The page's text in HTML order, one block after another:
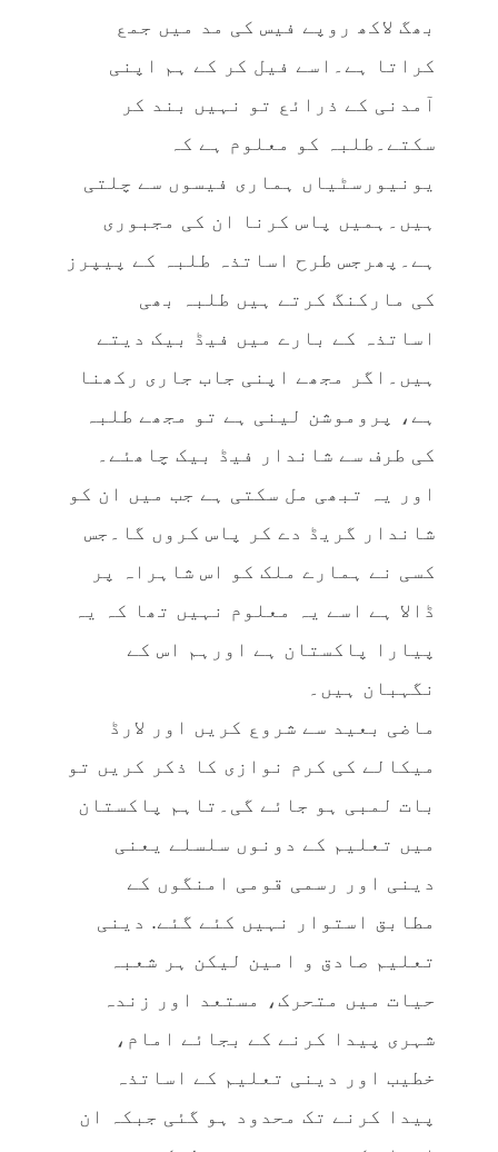
بھگ لاکھ روپے فیس کی مد میں جمع
کراتا ہے۔اسے فیل کر کے ہم اپنی
آمدنی کے ذرائع تو نہیں بند کر
سکتے۔طلبہ کو معلوم ہے کہ
یونیورسٹیاں ہماری فیسوں سے چلتی
ہیں۔ہمیں پاس کرنا ان کی مجبوری
ہے۔پھرجس طرح اساتذہ طلبہ کے پیپرز
کی مارکنگ کرتے ہیں طلبہ بھی
اساتذہ کے بارے میں فیڈ بیک دیتے
ہیں۔اگر مجھے اپنی جاب جاری رکھنا
ہے، پروموشن لینی ہے تو مجھے طلبہ
کی طرف سے شاندار فیڈ بیک چاھئے۔
اور یہ تبھی مل سکتی ہے جب میں ان کو
شاندار گریڈ دے کر پاس کروں گا۔جس
کسی نے ہمارے ملک کو اس شاہراہ پر
ڈالا ہے اسے یہ معلوم نہیں تھا کہ یہ
پیارا پاکستان ہے اورہم اس کے
نگہبان ہیں۔
ماضی بعید سے شروع کریں اور لارڈ
میکالے کی کرم نوازی کا ذکر کریں تو
بات لمبی ہو جائے گی۔تاہم پاکستان
میں تعلیم کے دونوں سلسلے یعنی
دینی اور رسمی قومی امنگوں کے
مطابق استوار نہیں کئے گئے. دینی
تعلیم صادق و امین لیکن ہر شعبہ
حیات میں متحرک، مستعد اور زندہ
شہری پیدا کرنے کے بجائے امام،
خطیب اور دینی تعلیم کے اساتذہ
پیدا کرنے تک محدود ہو گئی جبکہ ان